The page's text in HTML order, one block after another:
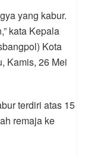
yang kabur.
kata Kepala
Kota
Kamis, 26 Mei
terdiri atas 15
remaja ke